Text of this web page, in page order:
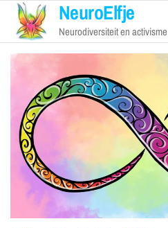
NeuroElfje
Neurodiversiteit en activisme